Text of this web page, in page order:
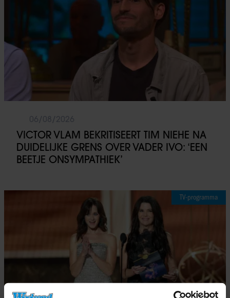
VICTOR VLAM BEKRITISEERT TIM NIEHE NA
DUIDELIJKE GRENS OVER VADER IVO: ‘EEN
BEETJE ONSYMPATHIEK’
TV-programma